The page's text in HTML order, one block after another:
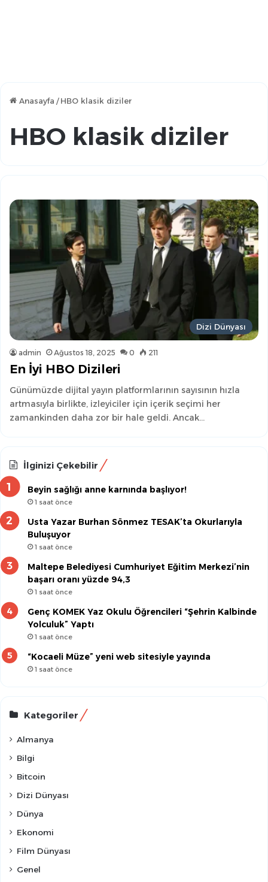
Anasayfa / HBO klasik diziler
HBO klasik diziler
Dizi Dünyası
admin Ağustos 18, 2025 0 211
En İyi HBO Dizileri
Günümüzde dijital yayın platformlarının sayısının hızla
artmasıyla birlikte, izleyiciler için içerik seçimi her
zamankinden daha zor bir hale geldi. Ancak…
İlginizi Çekebilir
Beyin sağlığı anne karnında başlıyor!
1 saat önce
Usta Yazar Burhan Sönmez TESAK’ta Okurlarıyla
Buluşuyor
1 saat önce
Maltepe Belediyesi Cumhuriyet Eğitim Merkezi’nin
başarı oranı yüzde 94,3
1 saat önce
Genç KOMEK Yaz Okulu Öğrencileri “Şehrin Kalbinde
Yolculuk” Yaptı
1 saat önce
“Kocaeli Müze” yeni web sitesiyle yayında
1 saat önce
Kategoriler
Almanya
Bilgi
Bitcoin
Dizi Dünyası
Dünya
Ekonomi
Film Dünyası
Genel